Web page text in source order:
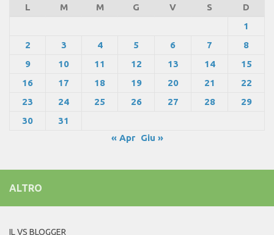
L
M M G V S
D
1
2
3 4 5 6 7
8
9
10 11 12 13 14
15
16
17 18 19 20 21
22
23
24 25 26 27 28
29
30
31
« Apr
Giu »
ALTRO
IL VS BLOGGER